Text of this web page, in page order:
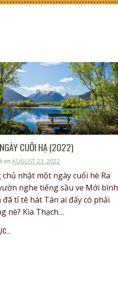
CUỐI HẠ (2022)
onAUGUST 23, 2022
chủ nhật một ngày cuối hè Ra
nghe tiếng sầu ve Mới bình
đã tỉ tê hát Tán ai đấy có phải
nè? Kìa Thạch…